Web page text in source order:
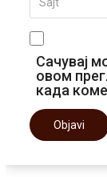
Сачувај
овом
када